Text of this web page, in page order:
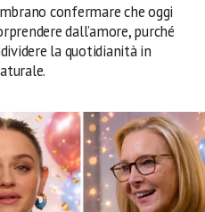
confermare che oggi
dall’amore, purché
la quotidianità in